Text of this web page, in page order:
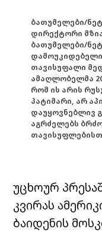
ბათუმელები/
დირექტორი
ბათუმელები/
თავისუფალი
ამაღლობელმა
რომ ის არის
პატიმარი, არ
დაუყოვნებლივ
აგრძელებს
უცხოურ
კვირას
ბაიდენის